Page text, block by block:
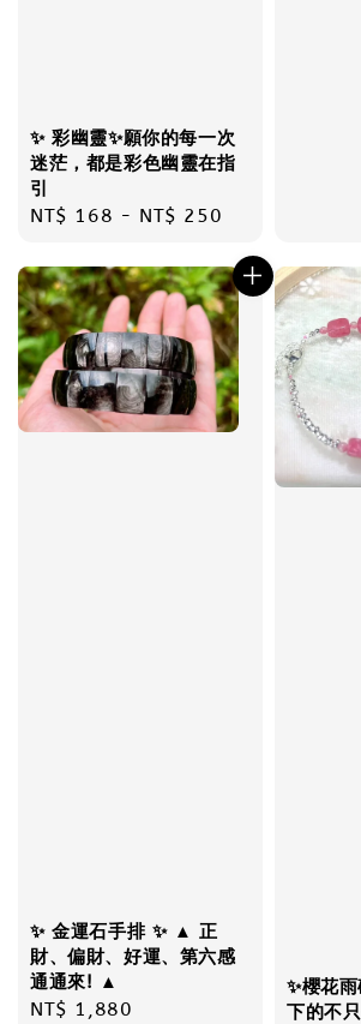
✨ 彩幽靈✨願你的每一次
迷茫，都是彩色幽靈在指
引
Regular
NT$ 168 - NT$ 250
✨ 金運石手排 ✨ ▲ 正
財、偏財、好運、第六感
通通來! ▲
Regular
NT$ 1,880
✨櫻花
下的不